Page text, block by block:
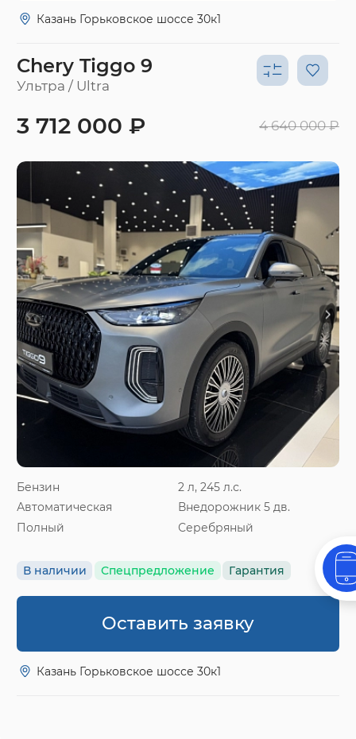
Казань Горьковское шоссе 30к1
Chery Tiggo 9
Ультра / Ultra
Бензин
2 л, 245 л.с.
Автоматическая
Внедорожник 5 дв.
Полный
Серебряный
В наличии Спецпредложение Гарантия
3 712 000 ₽ 4 640 000 ₽
Оставить заявку
Казань Горьковское шоссе 30к1